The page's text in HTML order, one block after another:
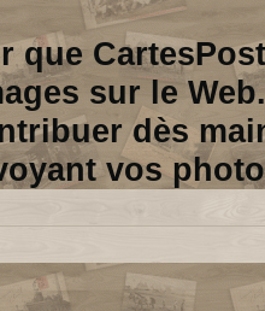
que
sur le Web.
dès
vos